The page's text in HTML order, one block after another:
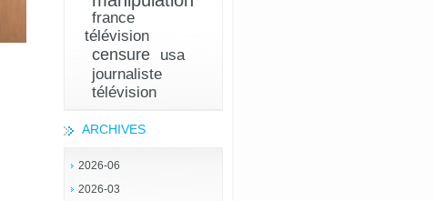
france
télévision
censure
usa
journaliste
télévision
ARCHIVES
2026-06
2026-03